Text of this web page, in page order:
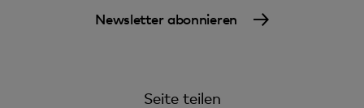
Newsletter abonnieren
Seite teilen